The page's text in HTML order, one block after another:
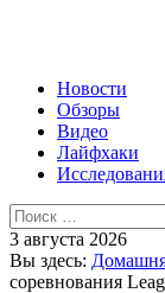
Новости
Обзоры
Видео
Лайфхаки
3 августа 2026
Вы здесь:
соревнования